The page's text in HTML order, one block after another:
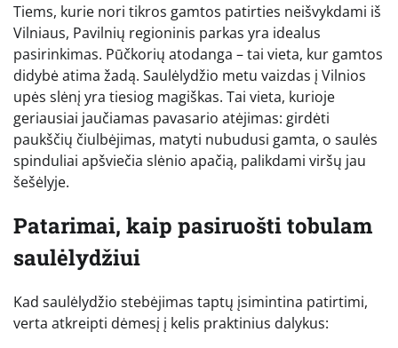
Tiems, kurie nori tikros gamtos patirties neišvykdami iš
Vilniaus, Pavilnių regioninis parkas yra idealus
pasirinkimas. Pūčkorių atodanga – tai vieta, kur gamtos
didybė atima žadą. Saulėlydžio metu vaizdas į Vilnios
upės slėnį yra tiesiog magiškas. Tai vieta, kurioje
geriausiai jaučiamas pavasario atėjimas: girdėti
paukščių čiulbėjimas, matyti nubudusi gamta, o saulės
spinduliai apšviečia slėnio apačią, palikdami viršų jau
šešėlyje.
Patarimai, kaip pasiruošti tobulam
saulėlydžiui
Kad saulėlydžio stebėjimas taptų įsimintina patirtimi,
verta atkreipti dėmesį į kelis praktinius dalykus: